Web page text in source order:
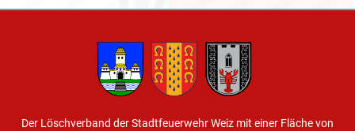
Der Löschverband der Stadtfeuerwehr Weiz mit einer Fläche von